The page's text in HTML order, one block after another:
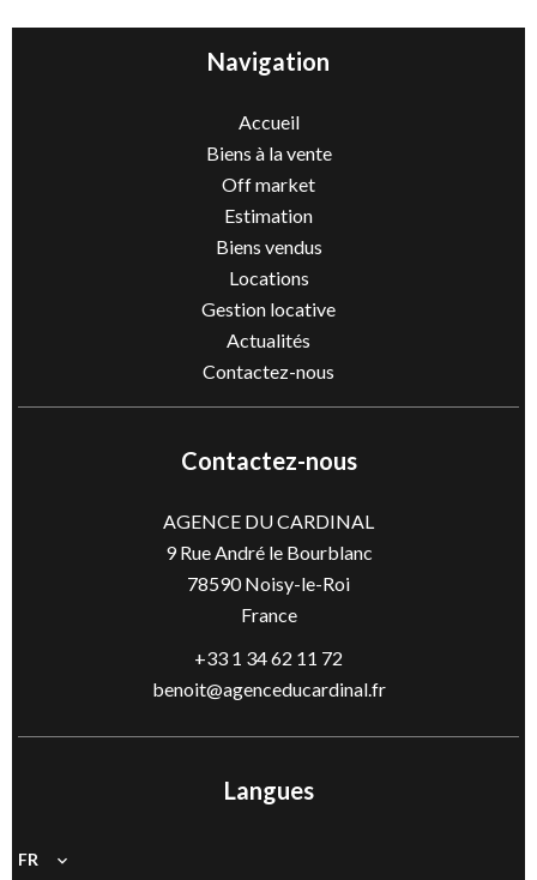
Navigation
Accueil
Biens à la vente
Off market
Estimation
Biens vendus
Locations
Gestion locative
Actualités
Contactez-nous
Contactez-nous
AGENCE DU CARDINAL
9 Rue André le Bourblanc
78590Noisy-le-Roi
France
+33 1 34 62 11 72
benoit@agenceducardinal.fr
Langues
FR